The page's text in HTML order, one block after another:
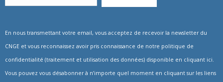
En nous transmettant votre email, vous acceptez de recevoir la newsletter du
CNGE et vous reconnaissez avoir pris connaissance de notre politique de
confidentialité (traitement et utilisation des données) disponible en cliquant ici.
Vous pouvez vous désabonner à n’importe quel moment en cliquant sur les liens